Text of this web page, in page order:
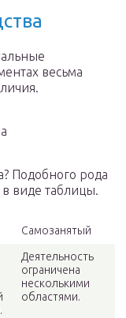
весьма
Подобного рода
виде таблицы.
Самозанятый
Деятельность
ограничена
несколькими
областями.